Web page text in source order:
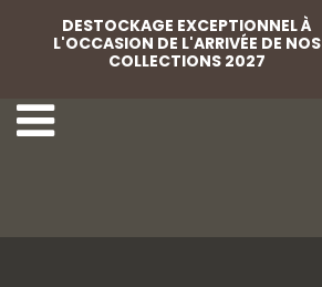
DESTOCKAGE EXCEPTIONNEL À
L'OCCASION DE L'ARRIVÉE DE NOS
COLLECTIONS 2027